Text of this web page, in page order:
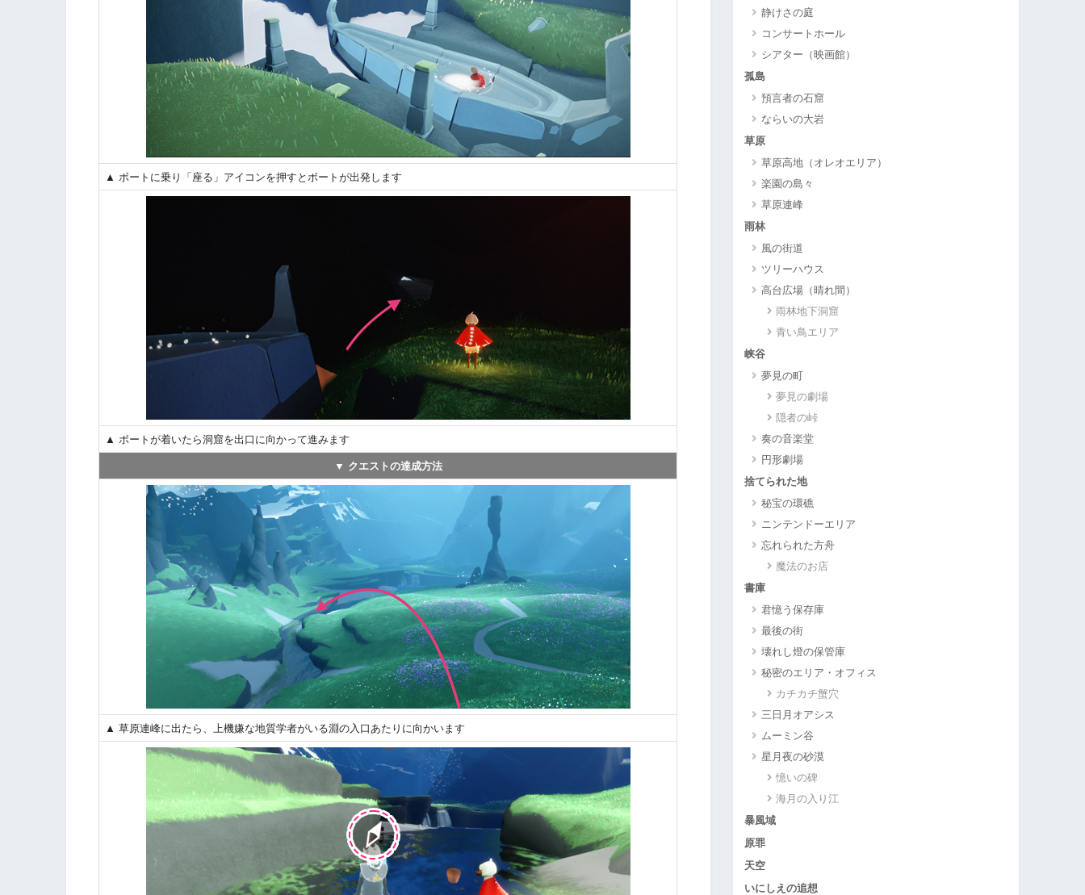
▲ ボートに乗り「座る」アイコンを押すとボートが出発します
▲ ボートが着いたら洞窟を出口に向かって進みます
▼ クエストの達成方法
▲ 草原連峰に出たら、上機嫌な地質学者がいる淵の入口あたりに向かいます
静けさの庭
コンサートホール
シアター（映画館）
孤島
預言者の石窟
ならいの大岩
草原
草原高地（オレオエリア）
楽園の島々
草原連峰
雨林
風の街道
ツリーハウス
高台広場（晴れ間）
雨林地下洞窟
青い鳥エリア
峡谷
夢見の町
夢見の劇場
隠者の峠
奏の音楽堂
円形劇場
捨てられた地
秘宝の環礁
ニンテンドーエリア
忘れられた方舟
魔法のお店
書庫
君憶う保存庫
最後の街
壊れし燈の保管庫
秘密のエリア・オフィス
カチカチ蟹穴
三日月オアシス
ムーミン谷
星月夜の砂漠
憶いの碑
海月の入り江
暴風域
原罪
天空
いにしえの追想